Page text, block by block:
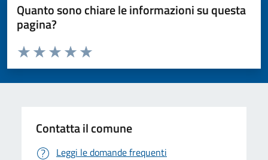
Quanto sono chiare le informazioni su questa
pagina?
Valuta da 1 a 5 stelle la pagina
Valuta 5 stelle su 5
Valuta 4 stelle su 5
Valuta 3 stelle su 5
Valuta 2 stelle su 5
Valuta 1 stelle su 5
Contatta il comune
Leggi le domande frequenti